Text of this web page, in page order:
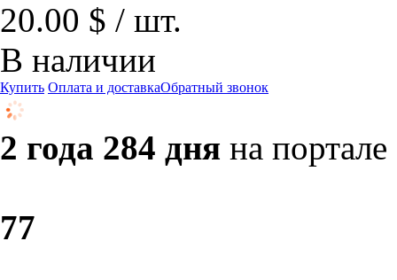
20.00 $ / шт.
В наличии
Купить Оплата и доставкаОбратный звонок
2 года 284 дня на портале
77